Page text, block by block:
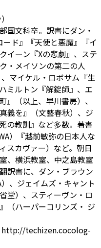
国文科卒。訳書にダン・
ド』『天使と悪魔』『イ
イーン『Xの悲劇』、ステ
・メイソンの第二の人
マイケル・ロボサム『生
ミルトン『解錠師』、エ
』（以上、早川書房）、
義を』（文藝春秋）、ジ
の教訓』など多数。著書
）『越前敏弥の日本人な
スカヴァー）など。朝日
、横浜教室、中之島教室
訳書に、ダン・ブラウン
）、ジェイムズ・キャント
堂）、スティーヴン・ロ
（ハーパーコリンズ・ ジ
http://techizen.cocolog-